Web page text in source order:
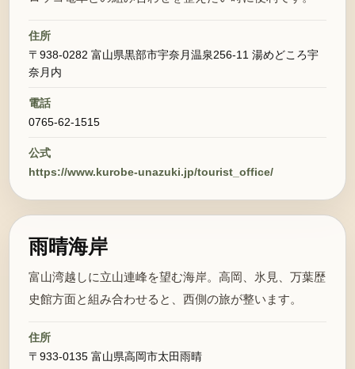
住所
〒938-0282 富山県黒部市宇奈月温泉256-11 湯めどころ宇
奈月内
電話
0765-62-1515
公式
https://www.kurobe-unazuki.jp/tourist_office/
雨晴海岸
富山湾越しに立山連峰を望む海岸。高岡、氷見、万葉歴
史館方面と組み合わせると、西側の旅が整います。
住所
〒933-0135 富山県高岡市太田雨晴